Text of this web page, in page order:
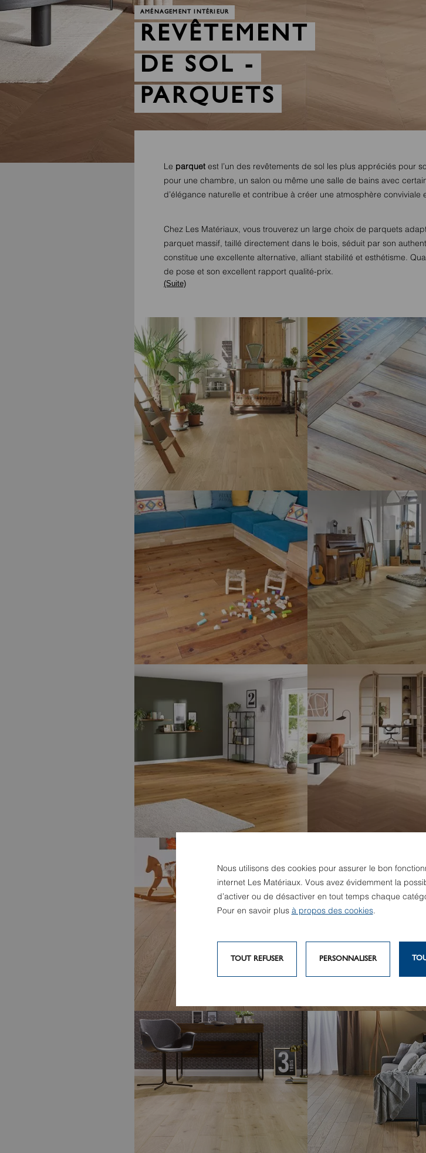
AMÉNAGEMENT INTÉRIEUR
REVÊTEMENT
DE SOL -
PARQUETS
Le parquet est l’un des revêtements de sol les plus appréciés pour
pour une chambre, un salon ou même une salle de bains avec
d’élégance naturelle et contribue à créer une atmosphère conviviale
Chez Les Matériaux, vous trouverez un large choix de parquets
parquet massif, taillé directement dans le bois, séduit par son
constitue une excellente alternative, alliant stabilité et esthétisme.
de pose et son excellent rapport qualité-prix.
(Suite)
REVÊTEMENTS DE SOL – PARQUETS
PANAGET
TRADITION BOIS FLOTTÉ, ALTO 139 CLIC
PARQUETS - FP BOIS
PARQUET BOIS MASSIF
PARQUETS
- FP BOIS
PARQUET BOIS
REVÊTEMENTS DE SOL –
CHÊNE AUTHENTIQUE TOPAZE
REVÊTEMENTS DE SOLPARQUETS-
PARADOR
REVÊTEMENTS DE
TRENDTIME 10
PARQUETS
- PANAGET
REVÊTEMENTS DE
PARADOR
BASIC 11-5
Nous utilisons des cookies pour assurer le bon
internet Les Matériaux. Vous avez évidemment la
d’activer ou de désactiver en tout temps chaque
Pour en savoir plus à propos des cookies.
TOUT REFUSER PERSONNALISER